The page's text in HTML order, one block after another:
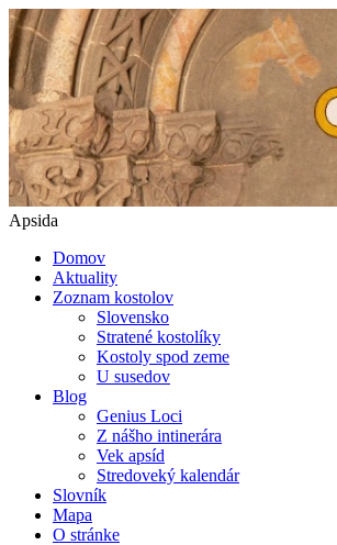
Apsida
Domov
Aktuality
Zoznam kostolov
Slovensko
Stratené kostolíky
Kostoly spod zeme
U susedov
Blog
Genius Loci
Z nášho intinerára
Vek apsíd
Stredoveký kalendár
Slovník
Mapa
O stránke